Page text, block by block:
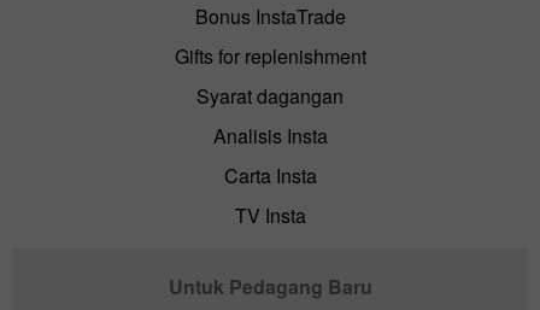
Bonus InstaTrade
Gifts for replenishment
Syarat dagangan
Analisis Insta
Carta Insta
TV Insta
Untuk Pedagang Baru